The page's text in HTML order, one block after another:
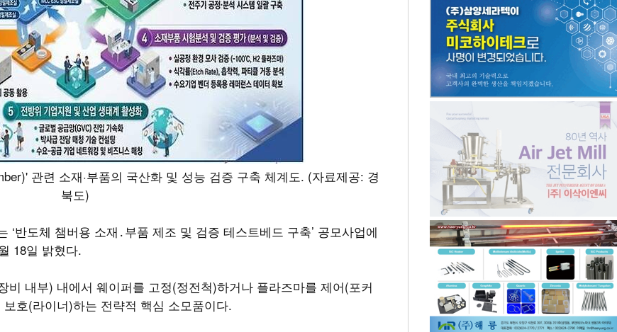
관련 소재·부품의 국산화 및 성능 검증 구축 체계도. (자료제공: 경
북도)
‘반도체 챔버용 소재․부품 제조 및 검증 테스트베드 구축’ 공모사업에
18일 밝혔다.
비 내부) 내에서 웨이퍼를 고정(정전척)하거나 플라즈마를 제어(포커
호(라이너)하는 전략적 핵심 소모품이다.